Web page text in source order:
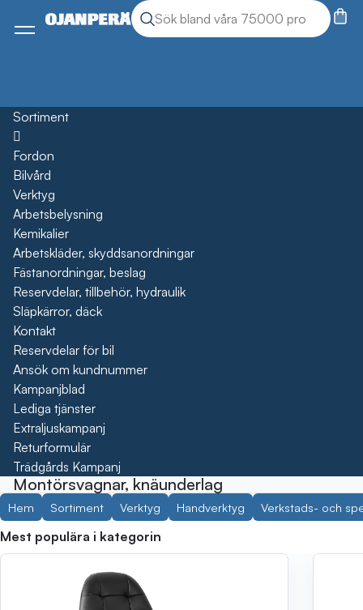
Sök produkter
Sök
Meny
Sortiment
Öppna
Fordon
Bilvård
Verktyg
Arbetsbelysning
Kemikalier
Arbetskläder, skyddsanordningar
Fästanordningar, beslag
Reservdelar, tillbehör, hydraulik
Släpkärror, däck
Kontakt
Reservdelar för bil
Ansök om kundnummer
Kampanjblad
Lediga tjänster
Extraljuskampanj
Returformulär
Trädgårds Kampanj
Montörsvagnar, knäunderlag
Hem Sortiment Verktyg Handverktyg Verkstads- och
Mest populära i kategorin